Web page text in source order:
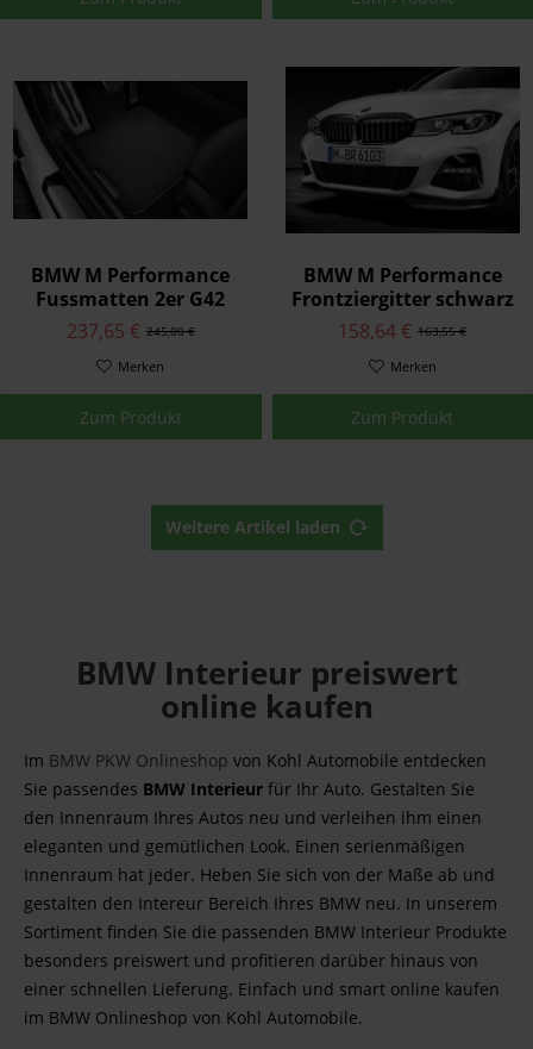
BMW M Performance
Fussmatten 2er G42
245,00 €
237,65 €
Merken
Zum Produkt
BMW M Performance
Frontziergitter schwarz
hochglänzend 3er G20
G21
163,55 €
158,64 €
Merken
Zum Produkt
Weitere Artikel laden
BMW Interieur preiswert
online kaufen
Im BMW PKW Onlineshop von Kohl Automobile entdecken
Sie passendes BMW Interieur für Ihr Auto. Gestalten Sie
den Innenraum Ihres Autos neu und verleihen ihm einen
eleganten und gemütlichen Look. Einen serienmäßigen
Innenraum hat jeder. Heben Sie sich von der Maße ab und
gestalten den Intereur Bereich Ihres BMW neu. In unserem
Sortiment finden Sie die passenden BMW Interieur Produkte
besonders preiswert und profitieren darüber hinaus von
einer schnellen Lieferung. Einfach und smart online kaufen
im BMW Onlineshop von Kohl Automobile.